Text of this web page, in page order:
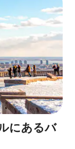
にあるバ